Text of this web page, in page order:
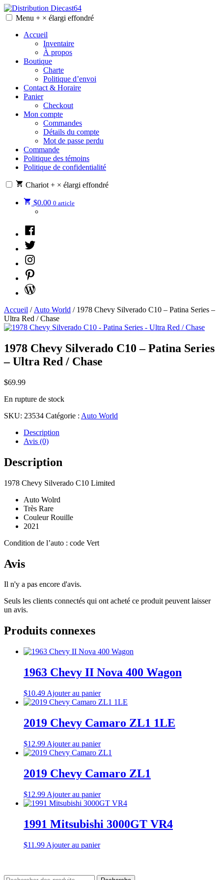
Skip
to
Distribution Diecast64
Une passion, un mode de vie.
Menu + × élargi effondré
Accueil
Inventaire
À propos
Boutique
Charte
Politique d’envoi
Contact & Horaire
Panier
Checkout
Mon compte
Commandes
Détails du compte
Mot de passe perdu
Commande
Politique des témoins
Politique de confidentialité
Chariot + × élargi effondré
$0.00 0 article
Facebook
Twitter
Instagram
Pinterest
WordPress
Accueil / Auto World / 1978 Chevy Silverado C10 – Patina Series –
Ultra Red / Chase
1978 Chevy Silverado C10 – Patina Series
– Ultra Red / Chase
$69.99
En rupture de stock
SKU: 23534 Catégorie : Auto World
Description
Avis (0)
Description
1978 Chevy Silverado C10 Limited
Auto Wolrd
Très Rare
Couleur Rouille
2021
Condition de l’auto : code Vert
Avis
Il n'y a pas encore d'avis.
Seuls les clients connectés qui ont acheté ce produit peuvent laisser
un avis.
Produits connexes
1963 Chevy II Nova 400 Wagon
$10.49 Ajouter au panier
2019 Chevy Camaro ZL1 1LE
$12.99 Ajouter au panier
2019 Chevy Camaro ZL1
$12.99 Ajouter au panier
1991 Mitsubishi 3000GT VR4
$11.99 Ajouter au panier